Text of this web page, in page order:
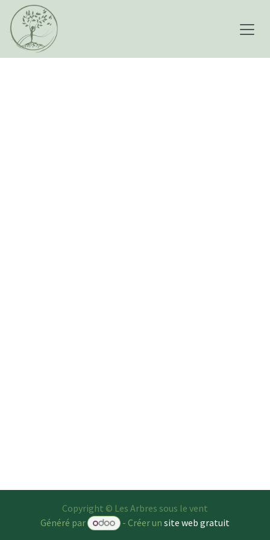
Se rendre au contenu
Copyright © Les Arbres sous le vent
Généré par
- Créer un site web gratuit